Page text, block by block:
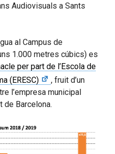
Audiovisuals a Sants
al Campus de
1.000 metres cúbics) es
per part de l’Escola de
(ERESC)
, fruit d’un
l’empresa municipal
de Barcelona.